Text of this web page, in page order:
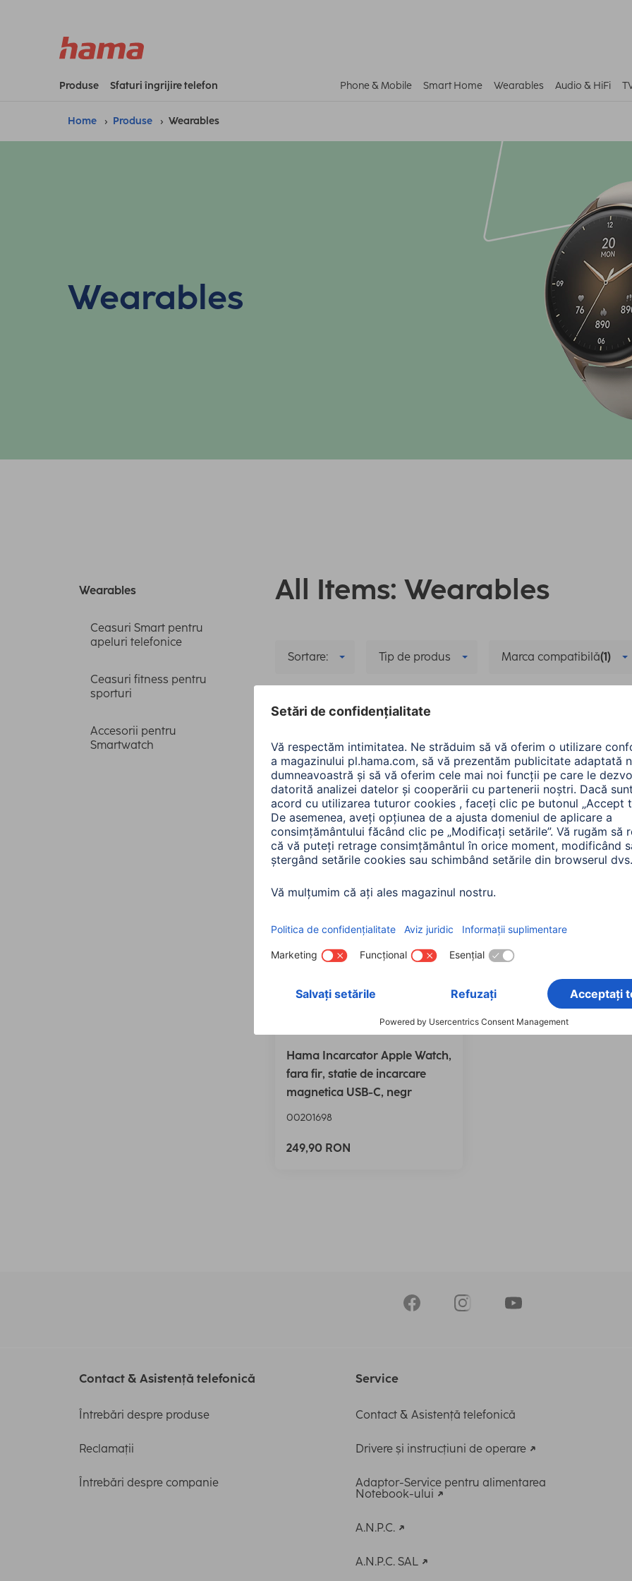
Produse Sfaturi îngrijire telefon Phone & Mobile Smart Home Wearables Audio & HiFi
Home Produse Wearables
Wearables
Wearables
Ceasuri Smart pentru
apeluri telefonice
Ceasuri fitness pentru
sporturi
Accesorii pentru
Smartwatch
All Items: Wearables
Sortare: Tip de produs Marca compatibilă(1)
Marca compatibilă: Apple Model compatibil: Watch 8, 45mm Model
Model compatibil: iPhone 15 Pro Ștergeți toate filtrele
1 articol
Hama Incarcator Apple Watch,
fara fir, statie de incarcare
magnetica USB-C, negr
00201698
249,90 RON
Contact & Asistență telefonică
Întrebări despre produse
Reclamații
Întrebări despre companie
Service
Contact & Asistență telefonică
Drivere și instrucțiuni de operare
Adaptor-Service pentru alimentarea
Notebook-ului
A.N.P.C.
A.N.P.C. SAL